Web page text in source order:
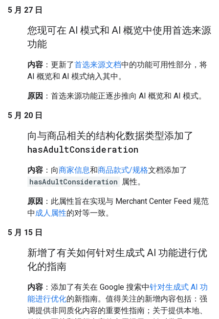
5 月 27 日
您现可在 AI 模式和 AI 概览中使用首选来源
功能
内容 ：更新了首选来源文档中的功能可用性部分，将
AI 概览和 AI 模式纳入其中。
原因 ：首选来源功能正逐步推向 AI 概览和 AI 模式。
5 月 20 日
向与商品相关的结构化数据类型添加了
hasAdultConsideration
内容 ：向商家信息和商品款式/规格文档添加了
hasAdultConsideration 属性。
原因 ：此属性旨在实现与 Merchant Center Feed 规范
中成人属性的对等一致。
5 月 15 日
新增了有关如何针对生成式 AI 功能进行优
化的指南
内容 ：添加了有关在 Google 搜索中针对生成式 AI 功
能进行优化的新指南。值得关注的新增内容包括：强
调提供非同质化内容的重要性指南；关于提供本地、